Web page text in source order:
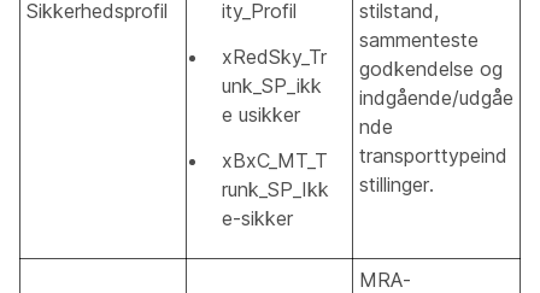
Sikkerhedsprofil
ity_Profil
xRedSky_Tr
unk_SP_ikk
e usikker
xBxC_MT_T
runk_SP_Ikk
e-sikker
stilstand,
sammenteste
godkendelse og
indgående/udgåe
nde
transporttypeind
stillinger.
MRA-